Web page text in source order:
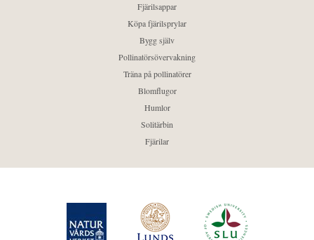
Fjärilsappar
Köpa fjärilsprylar
Bygg själv
Pollinatörsövervakning
Träna på pollinatörer
Blomflugor
Humlor
Solitärbin
Fjärilar